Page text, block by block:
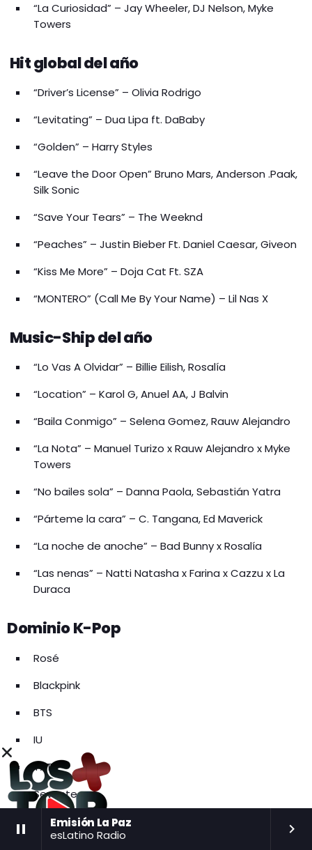
pause
Emisión La Paz
esLatino Radio
keyboard_arrow_right
“La Curiosidad” – Jay Wheeler, DJ Nelson, Myke
Towers
Hit global del año
“Driver’s License” – Olivia Rodrigo
“Levitating” – Dua Lipa ft. DaBaby
“Golden” – Harry Styles
“Leave the Door Open” Bruno Mars, Anderson .Paak,
Silk Sonic
“Save Your Tears” – The Weeknd
“Peaches” – Justin Bieber Ft. Daniel Caesar, Giveon
“Kiss Me More” – Doja Cat Ft. SZA
“MONTERO” (Call Me By Your Name) – Lil Nas X
Music-Ship del año
“Lo Vas A Olvidar” – Billie Eilish, Rosalía
“Location” – Karol G, Anuel AA, J Balvin
“Baila Conmigo” – Selena Gomez, Rauw Alejandro
“La Nota” – Manuel Turizo x Rauw Alejandro x Myke
Towers
“No bailes sola” – Danna Paola, Sebastián Yatra
“Párteme la cara” – C. Tangana, Ed Maverick
“La noche de anoche” – Bad Bunny x Rosalía
“Las nenas” – Natti Natasha x Farina x Cazzu x La
Duraca
Dominio K-Pop
Rosé
Blackpink
BTS
IU
TXT
Seventeen
Twice